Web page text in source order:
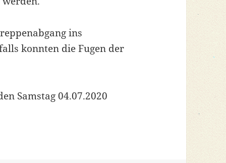
ins
konnten die Fugen der
Samstag 04.07.2020